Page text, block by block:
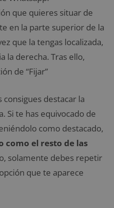
que quieres situar de
en la parte superior de la
que la tengas localizada,
la derecha. Tras ello,
de “Fijar”
destacar la
Si te has equivocado de
como destacado,
como el resto de las
solamente debes repetir
que te aparece